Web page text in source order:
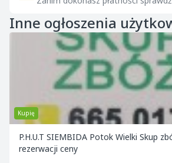
Inne ogłoszenia
Kupię
P.H.U.T SIEMBIDA Potok Wielki Skup
rezerwacji ceny